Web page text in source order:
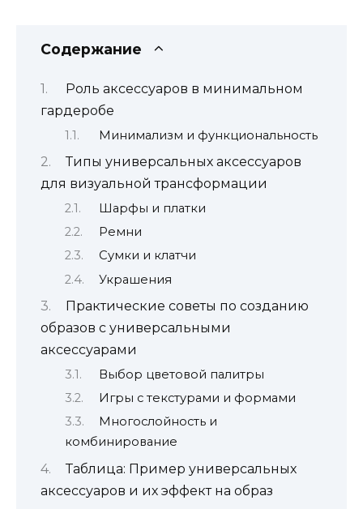
Содержание
Роль аксессуаров в минимальном
гардеробе
Минимализм и функциональность
Типы универсальных аксессуаров
для визуальной трансформации
Шарфы и платки
Ремни
Сумки и клатчи
Украшения
Практические советы по созданию
образов с универсальными
аксессуарами
Выбор цветовой палитры
Игры с текстурами и формами
Многослойность и
комбинирование
Таблица: Пример универсальных
аксессуаров и их эффект на образ